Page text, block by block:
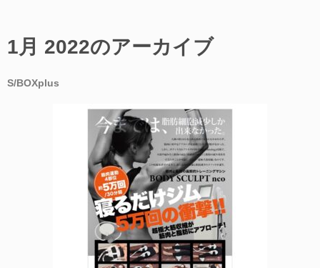
1月 2022のアーカイブ
S/BOXplus